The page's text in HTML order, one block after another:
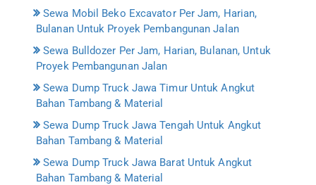
Sewa Mobil Beko Excavator Per Jam, Harian,
Bulanan Untuk Proyek Pembangunan Jalan
Sewa Bulldozer Per Jam, Harian, Bulanan, Untuk
Proyek Pembangunan Jalan
Sewa Dump Truck Jawa Timur Untuk Angkut
Bahan Tambang & Material
Sewa Dump Truck Jawa Tengah Untuk Angkut
Bahan Tambang & Material
Sewa Dump Truck Jawa Barat Untuk Angkut
Bahan Tambang & Material